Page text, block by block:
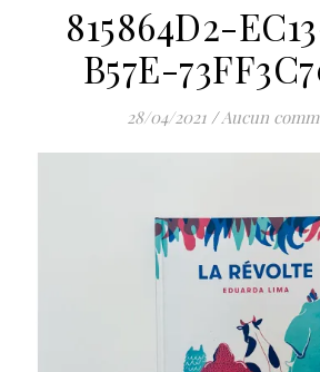
815864D2-
B57E-
28/04/2021 /Aucun